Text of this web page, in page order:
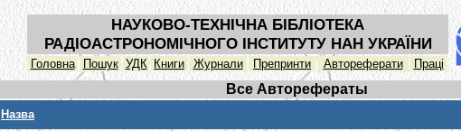
НАУКОВО-ТЕХНІЧНА БІБЛІОТЕКА
РАДІОАСТРОНОМІЧНОГО ІНСТИТУТУ НАН УКРАЇНИ
Головна Пошук УДК Книги Журнали Препринти Автореферати Праці
Все Авторефераты
Назва